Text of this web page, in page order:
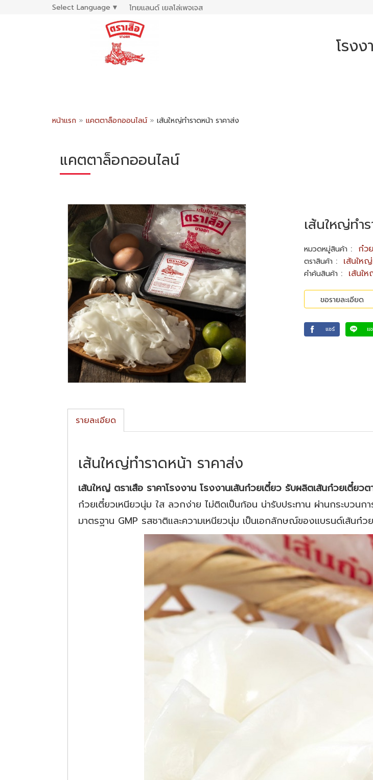
Select Language ▼ ไทยแลนด์ เยลโล่เพจเจส
โรง
หน้าแรก » แคตตาล็อกออนไลน์ » เส้นใหญ่ทำราดหน้า ราคาส่ง
แคตตาล็อกออนไลน์
เส้นใหญ่ทำ
หมวดหมู่สินค้า: ก๋ว
ตราสินค้า: เส้นให
คำค้นสินค้า: เส้นใ
ขอรายละเอียด
แชร์ แ
รายละเอียด
เส้นใหญ่ทำราดหน้า ราคาส่ง
เส้นใหญ่ ตราเสือ ราคาโรงงาน โรงงานเส้นก๋วยเตี๋ยว รับผลิตเส้นก๋วยเตี๋ย
ก๋วยเตี๋ยวเหนียวนุ่ม ใส ลวกง่าย ไม่ติดเป็นก้อน น่ารับประทาน ผ่านกระบวน
มาตรฐาน GMP รสชาติและความเหนียวนุ่ม เป็นเอกลักษณ์ของแบรนด์เส้นก๋ว